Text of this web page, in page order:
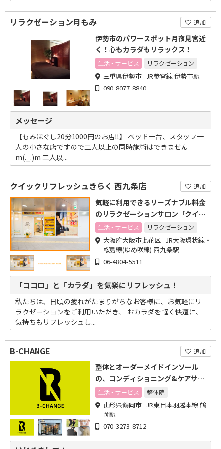
リラクゼーション月もみ 追加
伊勢市のパワースポット月夜見宮近
く！心もカラダもリラックス！
生活・サービス リラクゼーション
三重県伊勢市 JR参宮線 伊勢市駅
090-8077-8840
メッセージ
【もみほぐし20分1000円のお店‼】 ベッド一台、スタッフ一
人の小さな店ですので二人以上の同時施術はできません
m(._.)m 二人以...
クイックリフレッシュきらく 西九条店 追加
気軽に利用できるリーズナブル料金
のリラクゼーションサロン「クイッ
クリフレッシュきらく」です
生活・サービス リラクゼーション
大阪府大阪市此花区 JR大阪環状線・
桜島線(ゆめ咲線) 西九条駅
06-4804-5511
「ココロ」と「カラダ」を気楽にリフレッシュ！
私たちは、日頃の疲れがたまりがちなお客様に、お気軽にリ
ラクゼーションをご利用いただき、 おカラダを軽く快適に、
気持ちもリフレッシュし...
B-CHANGE 追加
整体とオーダーメイドインソール
の、コンディショニング&ケアサロ
ン生活・サービス 整体院
山形県鶴岡市 JR東日本羽越本線 鶴
岡駅
070-3273-8712